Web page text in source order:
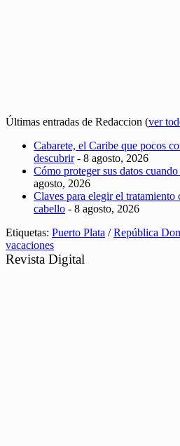
Últimas entradas de Redaccion (ver
Cabarete, el Caribe que pocos
descubrir- 8 agosto, 2026
Cómo proteger sus datos
agosto, 2026
Claves para elegir el tratamiento
cabello - 8 agosto, 2026
Etiquetas: Puerto Plata /República
vacaciones
Revista Digital